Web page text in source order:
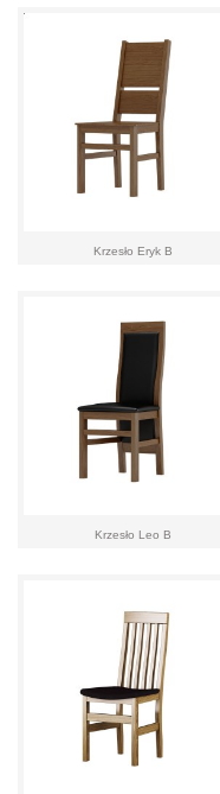
Krzesło Eryk B
Krzesło Leo B